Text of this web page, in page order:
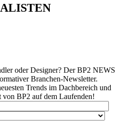
oder Designer? Der BP2 NEWS
Branchen-Newsletter.
Trends im Dachbereich und
von BP2 auf dem Laufenden!